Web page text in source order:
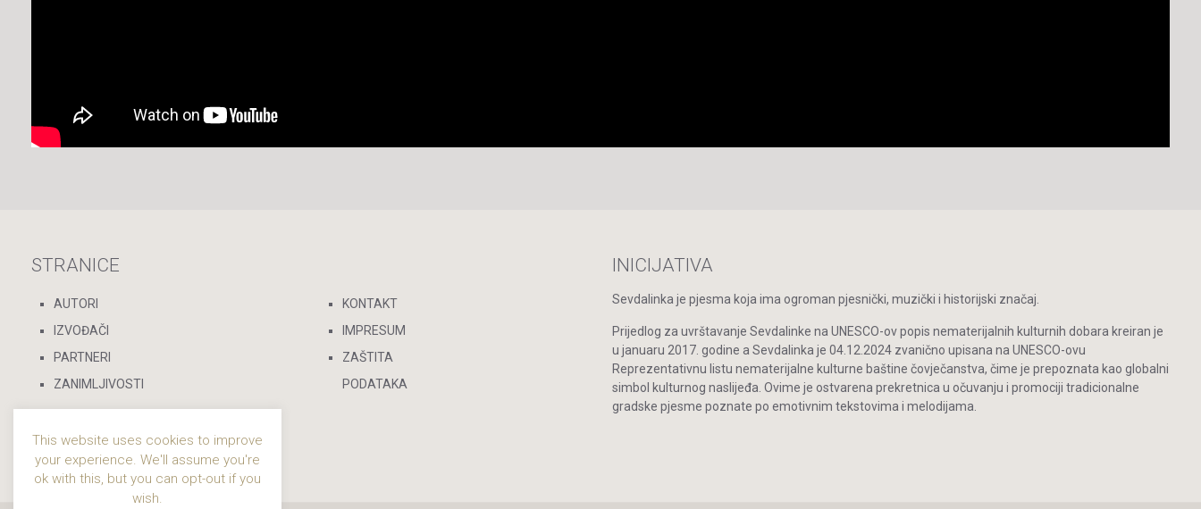
STRANICE
AUTORI
IZVOĐAČI
PARTNERI
ZANIMLJIVOSTI
KONTAKT
IMPRESUM
ZAŠTITA
PODATAKA
INICIJATIVA
Sevdalinka je pjesma koja ima ogroman pjesnički, muzički i historijski značaj.
Prijedlog za uvrštavanje Sevdalinke na UNESCO-ov popis nematerijalnih kulturnih dobara kreiran je
u januaru 2017. godine a Sevdalinka je 04.12.2024 zvanično upisana na UNESCO-ovu
Reprezentativnu listu nematerijalne kulturne baštine čovječanstva, čime je prepoznata kao globalni
simbol kulturnog naslijeđa. Ovime je ostvarena prekretnica u očuvanju i promociji tradicionalne
gradske pjesme poznate po emotivnim tekstovima i melodijama.
This website uses cookies to improve
your experience. We'll assume you're
ok with this, but you can opt-out if you
wish.